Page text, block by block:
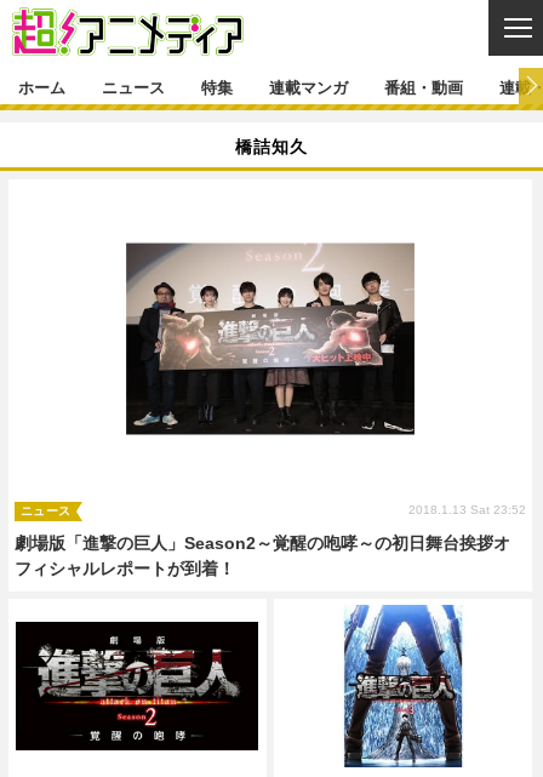
映画 音楽
グッズ イベント
舞台 新帝スタ
特集一覧 カバー
インタビュー レポート
ラキりす
連載マンガ一覧 連載一覧
番組・動画一覧 ラジオ
編集部ブログ・お知らせ
ホーム ニュース 特集 連載マンガ 番組・動画 連載
橋詰知久
劇場版「進撃の巨人」Season2～覚醒の咆哮～の初日舞台挨拶オ
フィシャルレポートが到着！
ニュース 2018.1.13 Sat 23:52